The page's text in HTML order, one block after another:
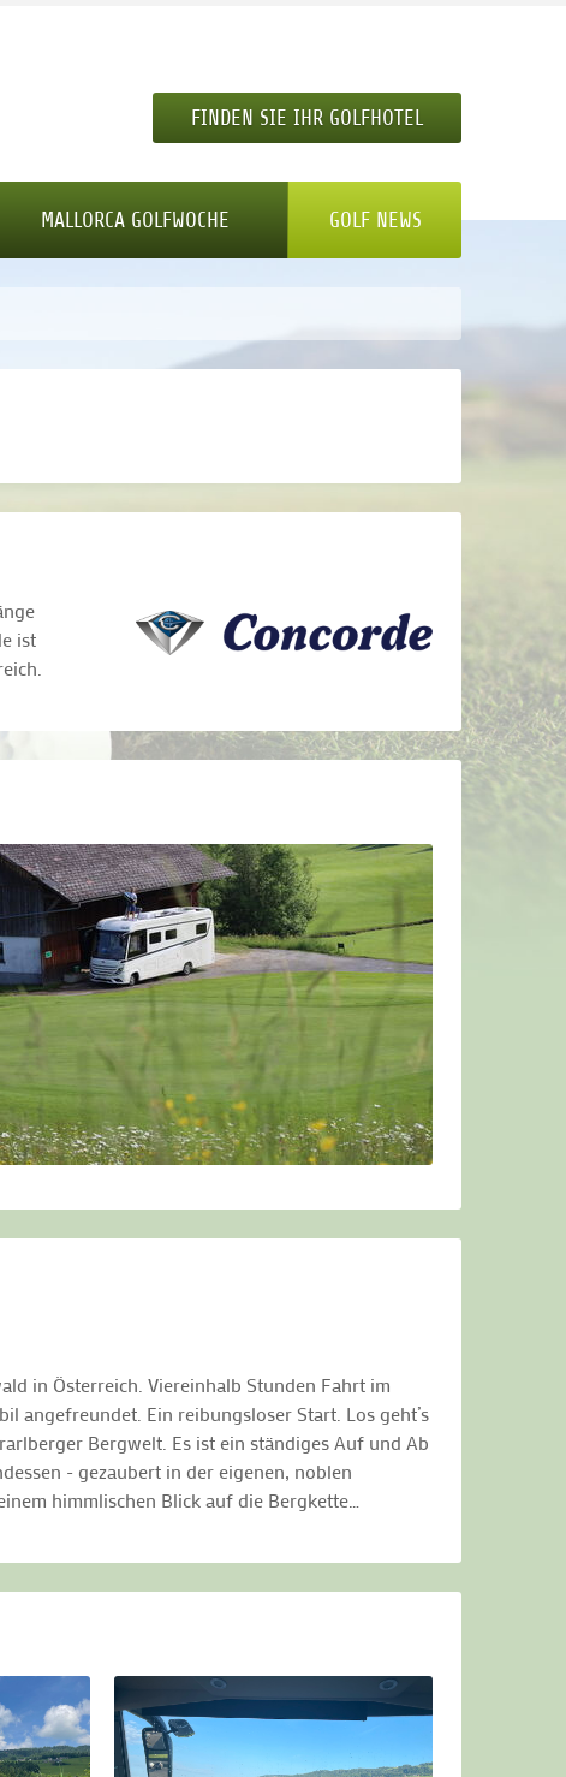
FINDEN SIE IHR GOLFHOTEL
MALLORCA GOLFWOCHE GOLF NEWS
ist
in Österreich. Viereinhalb Stunden Fahrt im
angefreundet. Ein reibungsloser Start. Los geht’s
Bergwelt. Es ist ein ständiges Auf und Ab
- gezaubert in der eigenen, noblen
himmlischen Blick auf die Bergkette…